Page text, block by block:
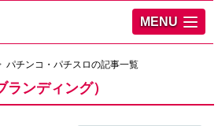
MENU
パチンコ・パチスロの記事一覧
ンディング）